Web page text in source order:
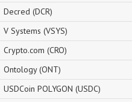
Decred (DCR)
V Systems (VSYS)
Crypto.com (CRO)
Ontology (ONT)
USDCoin POLYGON (USDC)